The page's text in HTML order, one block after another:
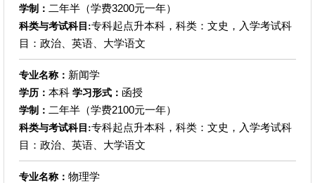
学制： 二年半（学费3200元一年）
科类与考试科目:专科起点升本科，科类：文史，入学考试科
目：政治、英语、大学语文
专业名称： 新闻学
学历： 本科 学习形式： 函授
学制： 二年半（学费2100元一年）
科类与考试科目:专科起点升本科，科类：文史，入学考试科
目：政治、英语、大学语文
专业名称： 物理学